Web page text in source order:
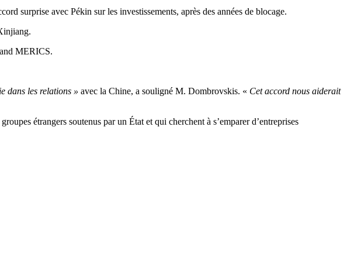
surprise avec Pékin sur les investissements, après des années de blocage.
MERICS.
dans les relations » avec la Chine, a souligné M. Dombrovskis. « Cet accord nous aiderait
étrangers soutenus par un État et qui cherchent à s’emparer d’entreprises